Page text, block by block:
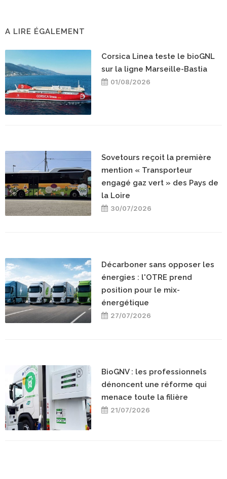
A LIRE ÉGALEMENT
Corsica Linea teste le bioGNL
sur la ligne Marseille-Bastia
01/08/2026
Sovetours reçoit la première
mention « Transporteur
engagé gaz vert » des Pays de
la Loire
30/07/2026
Décarboner sans opposer les
énergies : l'OTRE prend
position pour le mix-
énergétique
27/07/2026
BioGNV : les professionnels
dénoncent une réforme qui
menace toute la filière
21/07/2026